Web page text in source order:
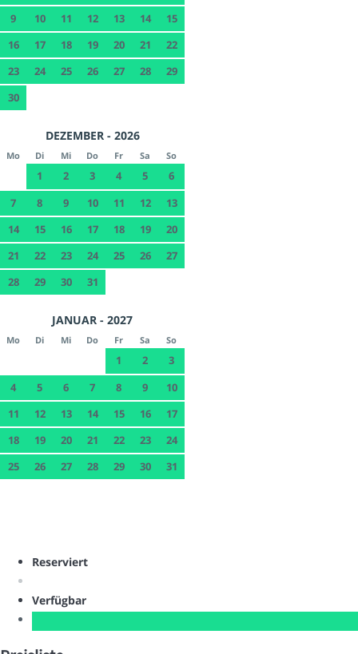
9
10 11 12 13 14
15
16
17 18 19 20 21
22
23
24 25 26 27 28
29
30
DEZEMBER - 2026
Mo Di Mi Do Fr Sa So
1 2 3 4 5
6
7
8 9 10 11 12
13
14
15 16 17 18 19
20
21
22 23 24 25 26
27
28
29 30 31
JANUAR - 2027
Mo Di Mi Do Fr Sa So
1 2
3
4
5 6 7 8 9
10
11
12 13 14 15 16
17
18
19 20 21 22 23
24
25
26 27 28 29 30 31
Reserviert
Verfügbar